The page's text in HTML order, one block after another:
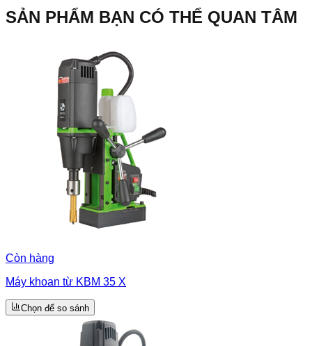
SẢN PHẨM BẠN CÓ THỂ QUAN TÂM
Còn hàng
Máy khoan từ KBM 35 X
Chọn để so sánh